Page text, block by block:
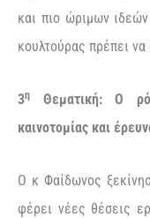
και πιο ώριμων
κουλτούρας πρέπει να
3η
Θεματική: Ο
καινοτομίας και
Ο κ Φαίδωνος
φέρει νέες θέσεις